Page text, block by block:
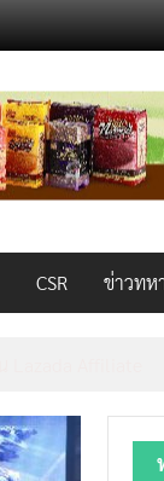
CSR ข่าวทห